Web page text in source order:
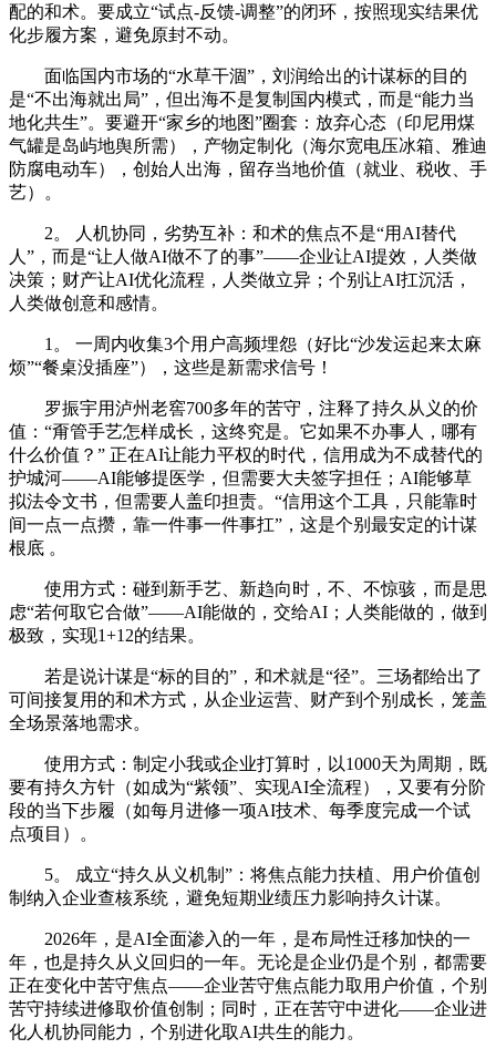
配的和术。要成立“试点-反馈-调整”的闭环，按照现实结果优
化步履方案，避免原封不动。
面临国内市场的“水草干涸”，刘润给出的计谋标的目的
是“不出海就出局”，但出海不是复制国内模式，而是“能力当
地化共生”。要避开“家乡的地图”圈套：放弃心态（印尼用煤
气罐是岛屿地舆所需），产物定制化（海尔宽电压冰箱、雅迪
防腐电动车），创始人出海，留存当地价值（就业、税收、手
艺）。
2。 人机协同，劣势互补：和术的焦点不是“用AI替代
人”，而是“让人做AI做不了的事”——企业让AI提效，人类做
决策；财产让AI优化流程，人类做立异；个别让AI扛沉活，
人类做创意和感情。
1。 一周内收集3个用户高频埋怨（好比“沙发运起来太麻
烦”“餐桌没插座”），这些是新需求信号！
罗振宇用泸州老窖700多年的苦守，注释了持久从义的价
值：“甭管手艺怎样成长，这终究是。它如果不办事人，哪有
什么价值？” 正在AI让能力平权的时代，信用成为不成替代的
护城河——AI能够提医学，但需要大夫签字担任；AI能够草
拟法令文书，但需要人盖印担责。“信用这个工具，只能靠时
间一点一点攒，靠一件事一件事扛”，这是个别最安定的计谋
根底 。
使用方式：碰到新手艺、新趋向时，不、不惊骇，而是思
虑“若何取它合做”——AI能做的，交给AI；人类能做的，做到
极致，实现1+12的结果。
若是说计谋是“标的目的”，和术就是“径”。三场都给出了
可间接复用的和术方式，从企业运营、财产到个别成长，笼盖
全场景落地需求。
使用方式：制定小我或企业打算时，以1000天为周期，既
要有持久方针（如成为“紫领”、实现AI全流程），又要有分阶
段的当下步履（如每月进修一项AI技术、每季度完成一个试
点项目）。
5。 成立“持久从义机制”：将焦点能力扶植、用户价值创
制纳入企业查核系统，避免短期业绩压力影响持久计谋。
2026年，是AI全面渗入的一年，是布局性迁移加快的一
年，也是持久从义回归的一年。无论是企业仍是个别，都需要
正在变化中苦守焦点——企业苦守焦点能力取用户价值，个别
苦守持续进修取价值创制；同时，正在苦守中进化——企业进
化人机协同能力，个别进化取AI共生的能力。